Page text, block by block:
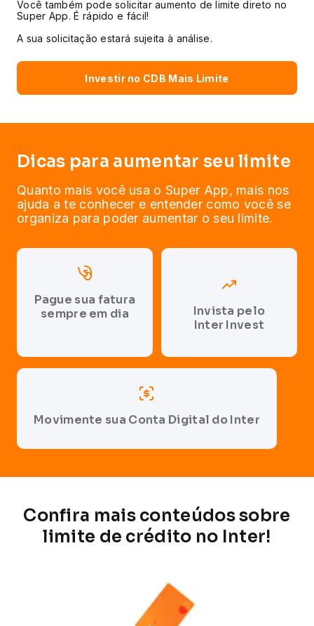
Você também pode solicitar aumento de limite direto no
Super App. É rápido e fácil!
A sua solicitação estará sujeita à análise.
Investir no CDB Mais Limite
Dicas para aumentar seu limite
Quanto mais você usa o Super App, mais nos
ajuda a te conhecer e entender como você se
organiza para poder aumentar o seu limite.
Pague sua fatura
sempre em dia
Invista pelo
Inter Invest
Movimente sua Conta Digital do Inter
Confira mais conteúdos sobre
limite de crédito no Inter!